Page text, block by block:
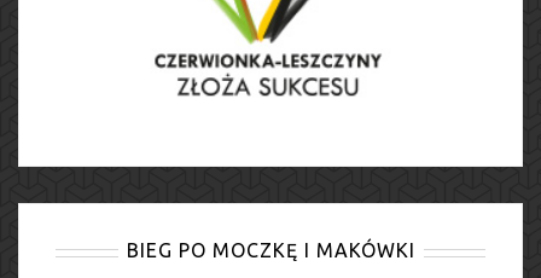
BIEG PO MOCZKĘ I MAKÓWKI